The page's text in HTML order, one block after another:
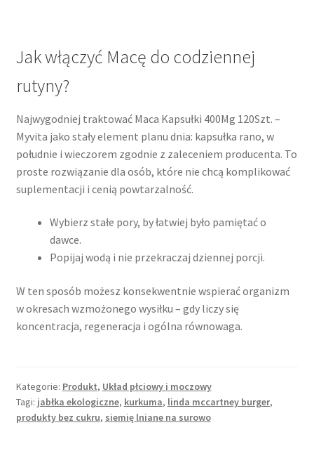
Jak włączyć Macę do codziennej
rutyny?
Najwygodniej traktować Maca Kapsułki 400Mg 120Szt. –
Myvita jako stały element planu dnia: kapsułka rano, w
południe i wieczorem zgodnie z zaleceniem producenta. To
proste rozwiązanie dla osób, które nie chcą komplikować
suplementacji i cenią powtarzalność.
Wybierz stałe pory, by łatwiej było pamiętać o
dawce.
Popijaj wodą i nie przekraczaj dziennej porcji.
W ten sposób możesz konsekwentnie wspierać organizm
w okresach wzmożonego wysiłku – gdy liczy się
koncentracja, regeneracja i ogólna równowaga.
Kategorie: Produkt, Układ płciowy i moczowy
Tagi: jabłka ekologiczne, kurkuma, linda mccartney burger,
produkty bez cukru, siemię lniane na surowo